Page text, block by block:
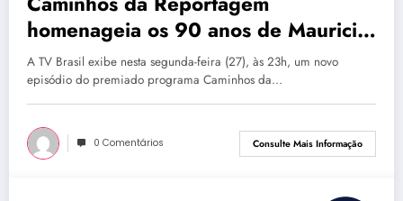
homenageia os 90 anos de Mauricio
de Sousa
A TV Brasil exibe nesta segunda-feira (27), às 23h, um novo
episódio do premiado programa Caminhos da…
0 Comentários Consulte Mais Informação